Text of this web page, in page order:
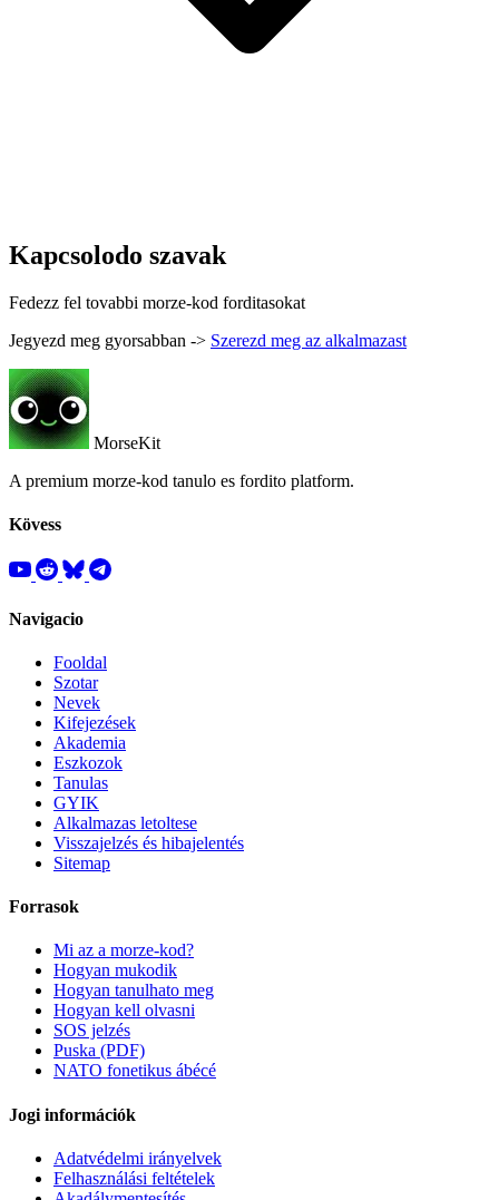
Kapcsolodo szavak
Fedezz fel tovabbi morze-kod forditasokat
Jegyezd meg gyorsabban -> Szerezd meg az alkalmazast
MorseKit
A premium morze-kod tanulo es fordito platform.
Kövess
Navigacio
Fooldal
Szotar
Nevek
Kifejezések
Akademia
Eszkozok
Tanulas
GYIK
Alkalmazas letoltese
Visszajelzés és hibajelentés
Sitemap
Forrasok
Mi az a morze-kod?
Hogyan mukodik
Hogyan tanulhato meg
Hogyan kell olvasni
SOS jelzés
Puska (PDF)
NATO fonetikus ábécé
Jogi információk
Adatvédelmi irányelvek
Felhasználási feltételek